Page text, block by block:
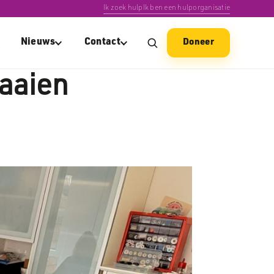
Ik zoek hulp Ik ben een hulporganisatie
Nieuws Contact Doneer